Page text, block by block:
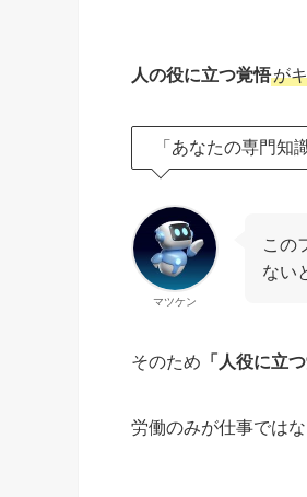
人の役に立つ覚悟が
「あなたの専門知
マツケン
この
ない
そのため 「人役に立つ
労働のみが仕事ではな